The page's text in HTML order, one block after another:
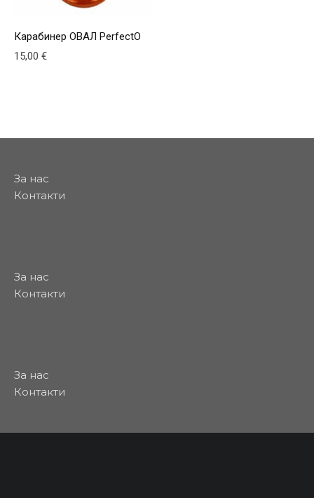
Карабинер ОВАЛ PerfectO
15,00 €
За нас
Контакти
За нас
Контакти
За нас
Контакти